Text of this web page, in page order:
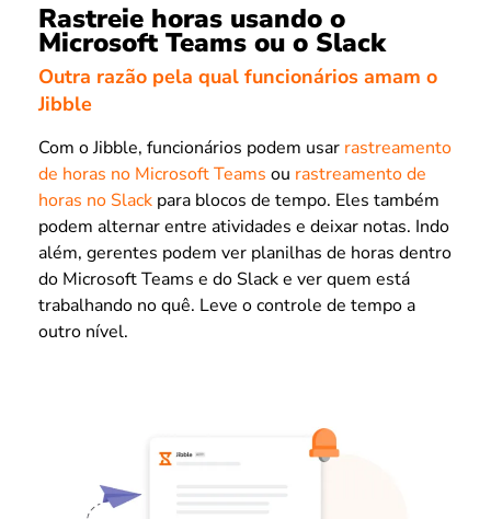
Rastreie horas usando o
Microsoft Teams ou o Slack
Outra razão pela qual funcionários amam o
Jibble
Com o Jibble, funcionários podem usar rastreamento
de horas no Microsoft Teams ou rastreamento de
horas no Slack para blocos de tempo. Eles também
podem alternar entre atividades e deixar notas. Indo
além, gerentes podem ver planilhas de horas dentro
do Microsoft Teams e do Slack e ver quem está
trabalhando no quê. Leve o controle de tempo a
outro nível.